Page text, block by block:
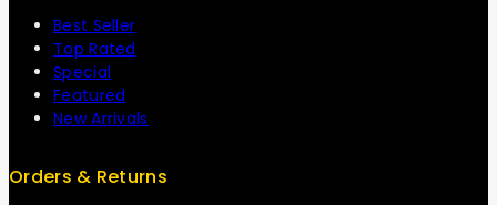
Best Seller
Top Rated
Special
Featured
New Arrivals
Orders & Returns